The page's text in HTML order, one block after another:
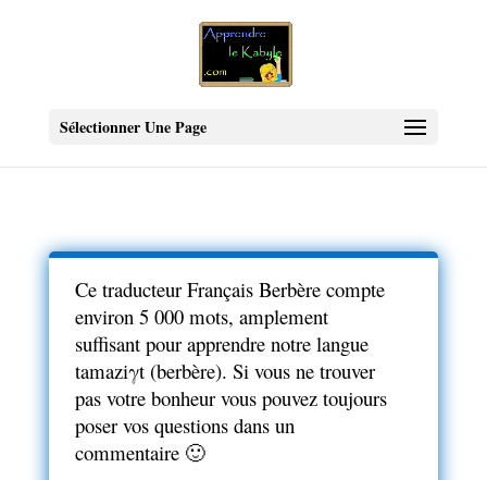
Sélectionner Une Page
Ce traducteur Français Berbère compte
environ 5 000 mots, amplement
suffisant pour apprendre notre langue
tamaziγt (berbère). Si vous ne trouver
pas votre bonheur vous pouvez toujours
poser vos questions dans un
commentaire 🙂